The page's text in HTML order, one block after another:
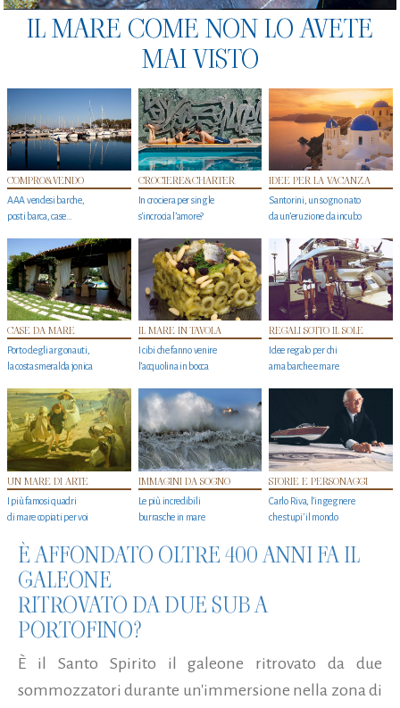
IL MARE COME NON LO AVETE
MAI VISTO
COMPRO&VENDO
AAA vendesi barche,
posti barca, case…
CROCIERE&CHARTER
In crociera per single
s'incrocia l’amore?
IDEE PER LA VACANZA
Santorini, un sogno nato
da un’eruzione da incubo
CASE DA MARE
Porto degli argonauti,
la costa smeralda jonica
IL MARE IN TAVOLA
I cibi che fanno venire
l’acquolina in bocca
REGALI SOTTO IL SOLE
Idee regalo per chi
ama barche e mare
UN MARE DI ARTE
I più famosi quadri
di mare copiati per voi
IMMAGINI DA SOGNO
Le più incredibili
burrasche in mare
STORIE E PERSONAGGI
Carlo Riva, l’ingegnere
che stupi' il mondo
È AFFONDATO OLTRE 400 ANNI FA IL
GALEONE
RITROVATO DA DUE SUB A
PORTOFINO?
È il Santo Spirito il galeone ritrovato da due
sommozzatori durante un'immersione nella zona di